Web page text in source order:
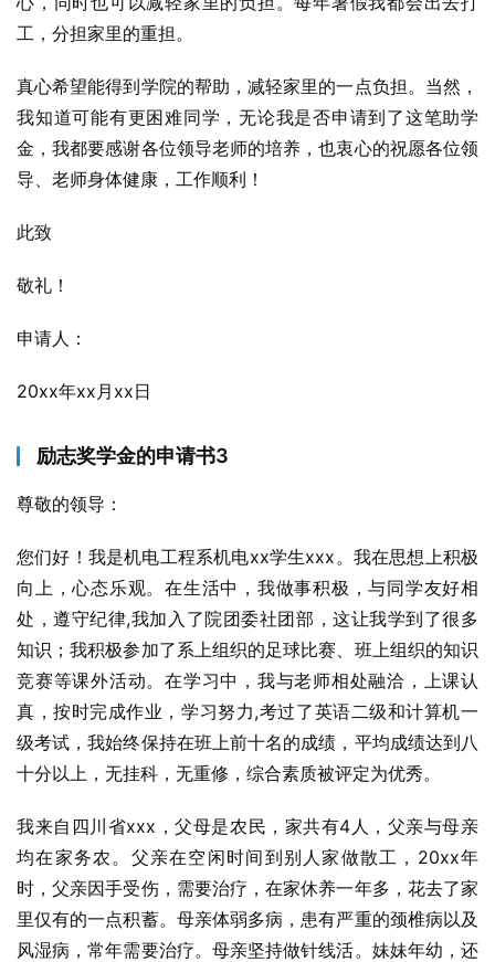
工，分担家里的重担。
真心希望能得到学院的帮助，减轻家里的一点负担。当然，
我知道可能有更困难同学，无论我是否申请到了这笔助学
金，我都要感谢各位领导老师的培养，也衷心的祝愿各位领
导、老师身体健康，工作顺利！
此致
敬礼！
申请人：
20xx年xx月xx日
励志奖学金的申请书3
尊敬的领导：
您们好！我是机电工程系机电xx学生xxx。我在思想上积极
向上，心态乐观。在生活中，我做事积极，与同学友好相
处，遵守纪律,我加入了院团委社团部，这让我学到了很多
知识；我积极参加了系上组织的足球比赛、班上组织的知识
竞赛等课外活动。在学习中，我与老师相处融洽，上课认
真，按时完成作业，学习努力,考过了英语二级和计算机一
级考试，我始终保持在班上前十名的成绩，平均成绩达到八
十分以上，无挂科，无重修，综合素质被评定为优秀。
我来自四川省xxx，父母是农民，家共有4人，父亲与母亲
均在家务农。父亲在空闲时间到别人家做散工，20xx年
时，父亲因手受伤，需要治疗，在家休养一年多，花去了家
里仅有的一点积蓄。母亲体弱多病，患有严重的颈椎病以及
风湿病，常年需要治疗。母亲坚持做针线活。妹妹年幼，还